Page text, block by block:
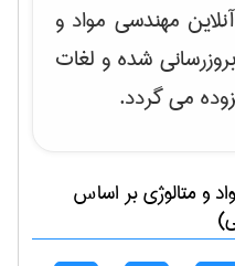
مهندسی مواد و
شده و لغات
می گردد.
و متالوژیبر اساس